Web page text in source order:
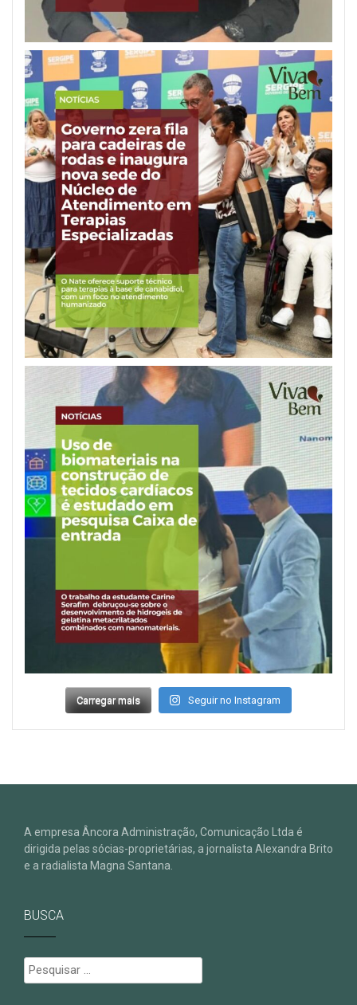
Carregar mais Seguir no Instagram
A empresa Âncora Administração, Comunicação Ltda é
dirigida pelas sócias-proprietárias, a jornalista Alexandra Brito
e a radialista Magna Santana.
BUSCA
Pesquisar
por: